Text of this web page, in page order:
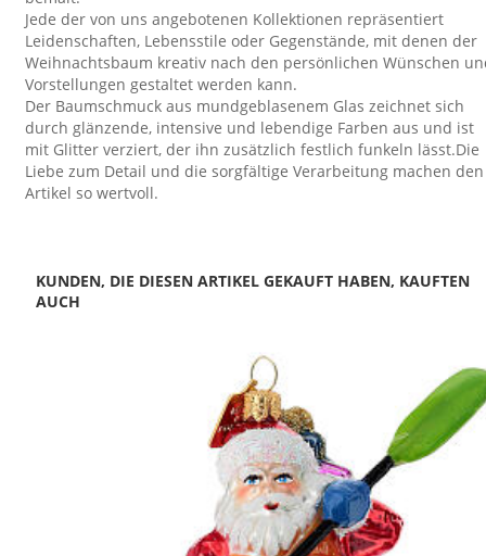
Jede der von uns angebotenen Kollektionen repräsentiert
Leidenschaften, Lebensstile oder Gegenstände, mit denen der
Weihnachtsbaum kreativ nach den persönlichen Wünschen
Vorstellungen gestaltet werden kann.
Der Baumschmuck aus mundgeblasenem Glas zeichnet sich
durch glänzende, intensive und lebendige Farben aus und ist
mit Glitter verziert, der ihn zusätzlich festlich funkeln lässt.Die
Liebe zum Detail und die sorgfältige Verarbeitung machen den
Artikel so wertvoll.
KUNDEN, DIE DIESEN ARTIKEL GEKAUFT HABEN, KAUFTEN
AUCH